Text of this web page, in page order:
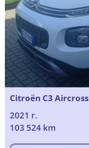
Citroën C3 Aircross
2021 г.
103 524 km